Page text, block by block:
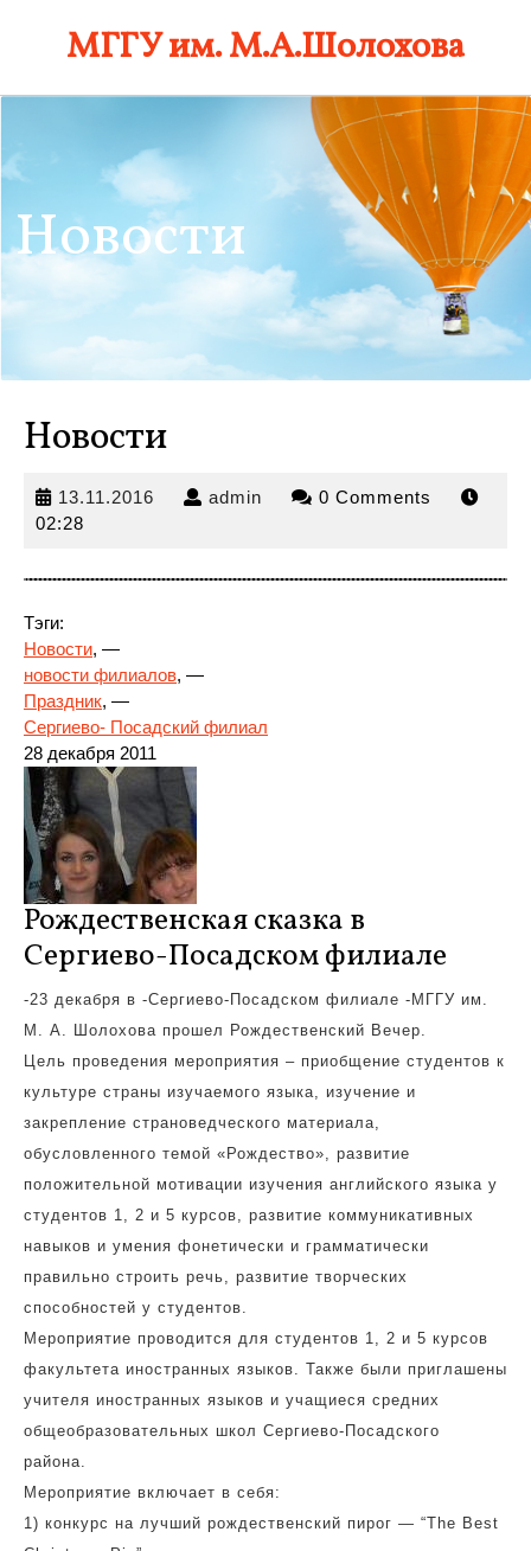
МГГУ им. М.А.Шолохова
Новости
Новости
13.11.2016 13.11.2016
admin admin 0 Comments
02:28
Тэги:
Новости, —
новости филиалов, —
Праздник, —
Сергиево- Посадский филиал
28 декабря 2011
Рождественскаясказка в
Сергиево-Посадском филиале
-23 декабря в -Сергиево-Посадском филиале -МГГУ им.
М. А. Шолохова прошел Рождественский Вечер.
Цель проведения мероприятия – приобщение студентов к
культуре страны изучаемого языка, изучение и
закрепление страноведческого материала,
обусловленного темой «Рождество», развитие
положительной мотивации изучения английского языка у
студентов 1, 2 и 5 курсов, развитие коммуникативных
навыков и умения фонетически и грамматически
правильно строить речь, развитие творческих
способностей у студентов.
Мероприятие проводится для студентов 1, 2 и 5 курсов
факультета иностранных языков. Также были приглашены
учителя иностранных языков и учащиеся средних
общеобразовательных школ Сергиево-Посадского
района.
Мероприятие включает в себя:
1) конкурс на лучший рождественский пирог — “The Best